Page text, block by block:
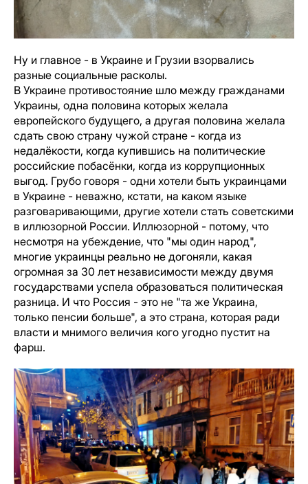
Ну и главное - в Украине и Грузии взорвались
разные социальные расколы.
В Украине противостояние шло между гражданами
Украины, одна половина которых желала
европейского будущего, а другая половина желала
сдать свою страну чужой стране - когда из
недалёкости, когда купившись на политические
российские побасёнки, когда из коррупционных
выгод. Грубо говоря - одни хотели быть украинцами
в Украине - неважно, кстати, на каком языке
разговаривающими, другие хотели стать советскими
в иллюзорной России. Иллюзорной - потому, что
несмотря на убеждение, что "мы один народ",
многие украинцы реально не догоняли, какая
огромная за 30 лет независимости между двумя
государствами успела образоваться политическая
разница. И что Россия - это не "та же Украина,
только пенсии больше", а это страна, которая ради
власти и мнимого величия кого угодно пустит на
фарш.